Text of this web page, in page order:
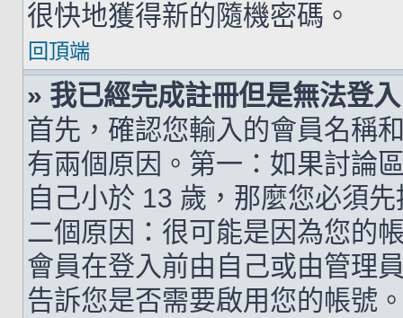
很快地獲得新的隨機密碼。
回頂端
» 我已經完成註冊但是無法登
首先，確認您輸入的會員名稱
有兩個原因。第一：如果討論
自己小於 13 歲，那麼您必須
二個原因：很可能是因為您的
會員在登入前由自己或由管理
告訴您是否需要啟用您的帳號